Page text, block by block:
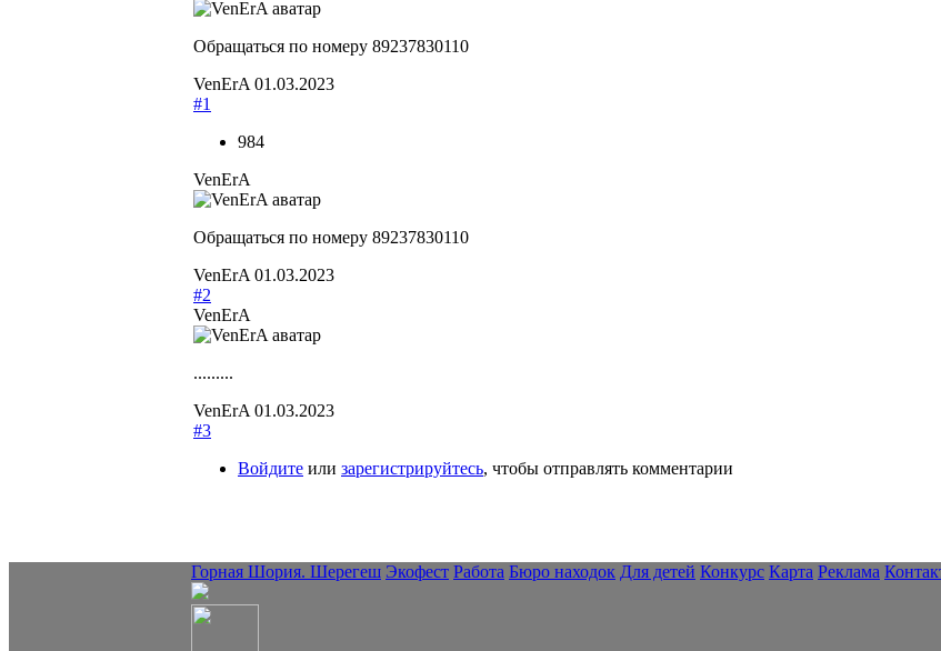
Обращаться по номеру 89237830110
VenErA01.03.2023
#1
984
VenErA
Обращаться по номеру 89237830110
VenErA01.03.2023
#2
VenErA
.........
VenErA01.03.2023
#3
Войдите или зарегистрируйтесь, чтобы отправлять комментарии
Горная Шория. Шерегеш Экофест Работа Бюро находок Для детей Конкурс Карта Реклама